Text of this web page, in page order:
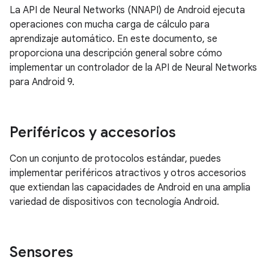
La API de Neural Networks (NNAPI) de Android ejecuta
operaciones con mucha carga de cálculo para
aprendizaje automático. En este documento, se
proporciona una descripción general sobre cómo
implementar un controlador de la API de Neural Networks
para Android 9.
Periféricos y accesorios
Con un conjunto de protocolos estándar, puedes
implementar periféricos atractivos y otros accesorios
que extiendan las capacidades de Android en una amplia
variedad de dispositivos con tecnología Android.
Sensores